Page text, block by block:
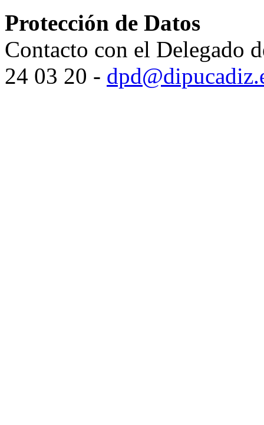
Protección de Datos
Contacto con el Delegado
24 03 20 -